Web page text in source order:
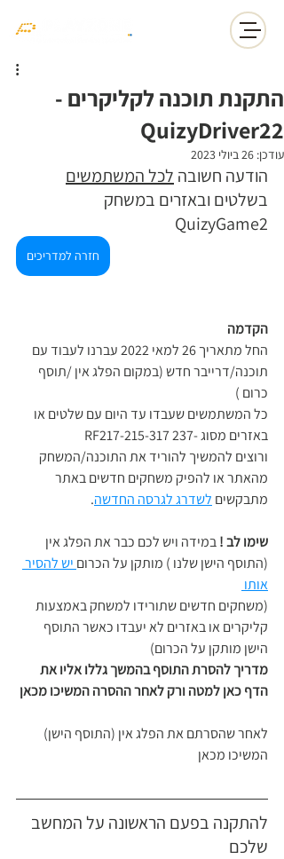
התקנת תוכנה לקליקרים -
QuizyDriver22
עודכן: 26 ביולי 2023
הודעה חשובה לכל המשתמשים
בשלטים ובאזרים במשחק
QuizyGame2
חזרה למדריכים
הקדמה
החל מתאריך 26 למאי 2022 עברנו לעבוד עם
תוכנה/דרייבר חדש (במקום הפלג אין /תוסף
כרום )
כל המשתמשים שעבדו עד היום עם שלטים או
באזרים מסוג -237 RF217-215-317
ורוצים להמשיך להוריד את התוכנה/המשחק
מהאתר או להפיק משחקים חדשים באתר
מתבקשים לשדרג לגרסה החדשה.
שימו לב ! במידה ויש לכם כבר את הפלג אין
(התוסף הישן שלנו ) מותקן על הכרום יש להסיר
אותו
(משחקים חדשים שתורידו למשחק באמצעות
קליקרים או באזרים לא יעבדו כאשר התוסף
הישן מותקן על הכרום)
מדריך להסרת התוסף בהמשך גללו אליו את
הדף כאן למטה ורק לאחר ההסרה המשיכו מכאן
לאחר שהסרתם את הפלג אין (התוסף הישן)
המשיכו מכאן
להתקנה בפעם הראשונה על המחשב
שלכם